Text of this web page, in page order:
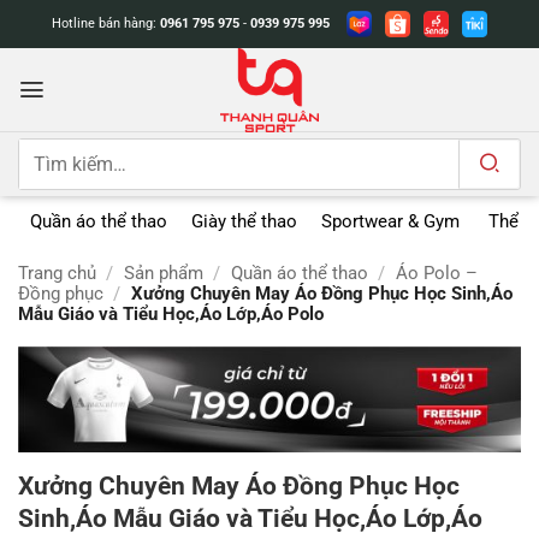
dung
Hotline bán hàng: 0961 795 975 - 0939 975 995
Tìm
Quần áo thể thao Giày thể thao Sportwear & Gym Thể
Trang chủ / Sản phẩm / Quần áo thể thao / Áo Polo –
Đồng phục / Xưởng Chuyên May Áo Đồng Phục Học Sinh,Áo
Mẫu Giáo và Tiểu Học,Áo Lớp,Áo Polo
Xưởng Chuyên May Áo Đồng Phục Học
Sinh,Áo Mẫu Giáo và Tiểu Học,Áo Lớp,Áo